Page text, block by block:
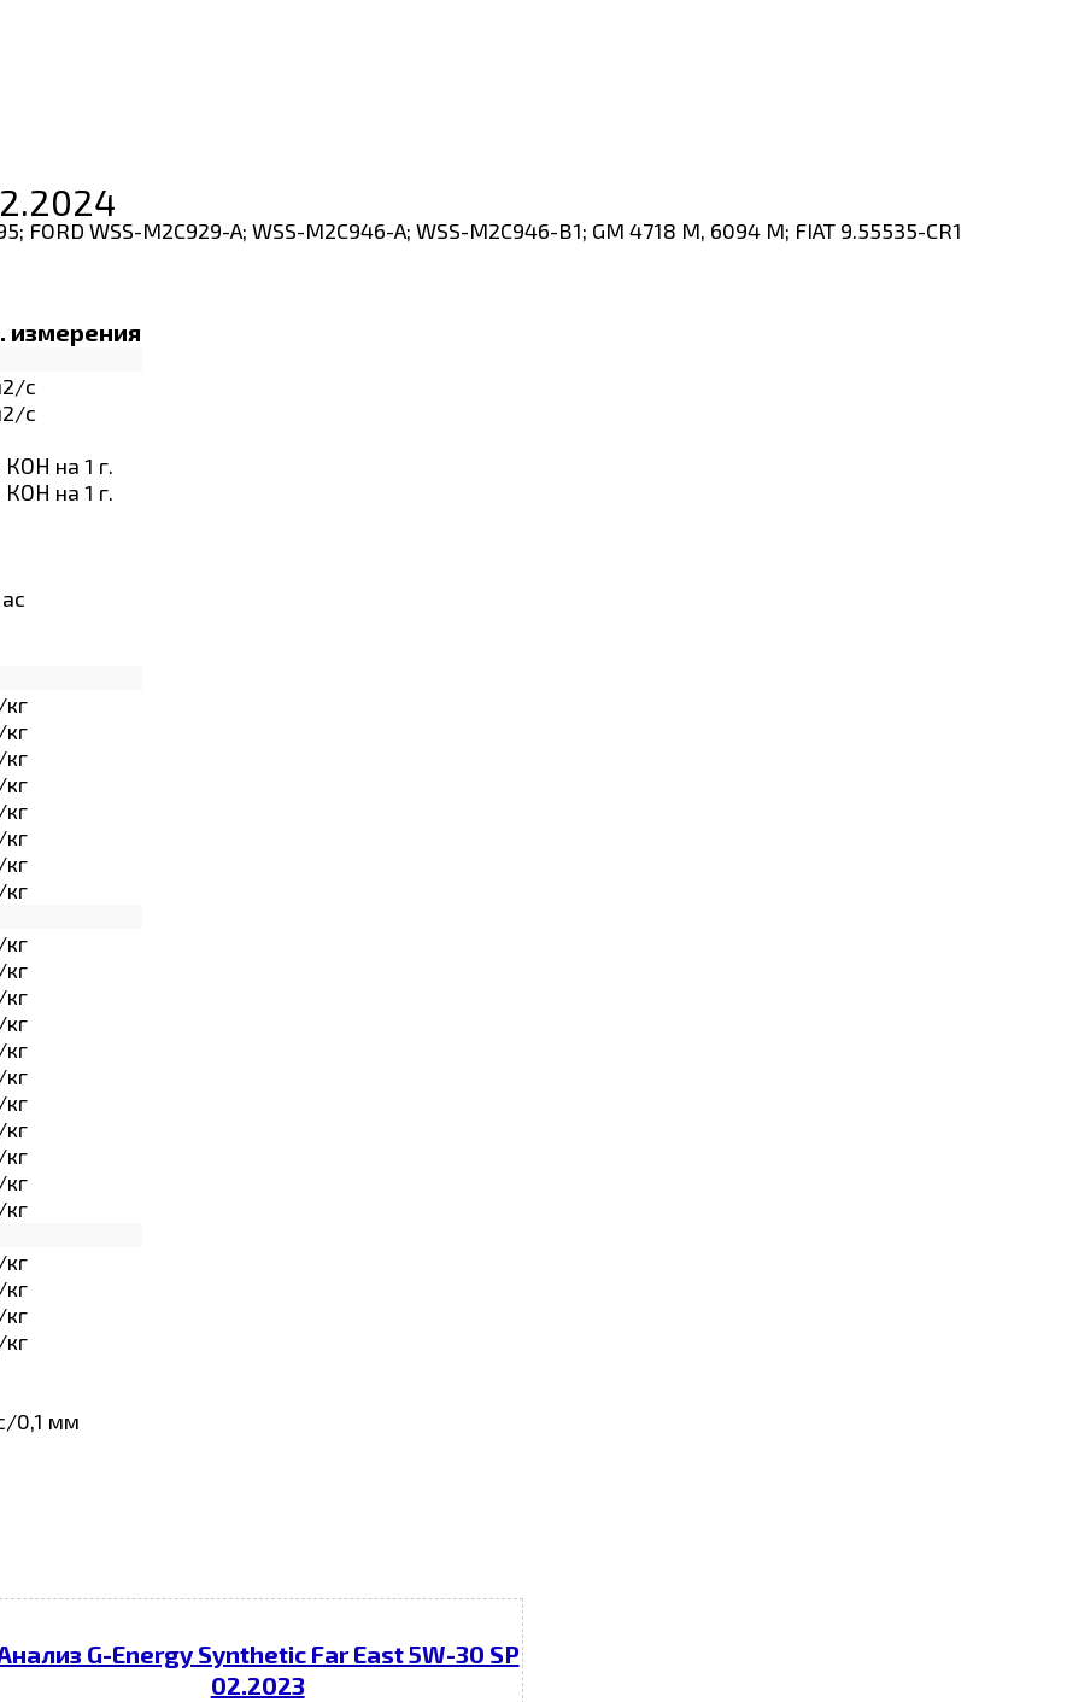
FORD WSS-M2C929-A; WSS-M2C946-A; WSS-M2C946-B1; GM 4718 M, 6094 M; FIAT 9.55535-CR1
измерения
с
с
КОН на 1 г.
КОН на 1 г.
0,1 мм
G-Energy Synthetic Far East 5W-30 SP
02.2023